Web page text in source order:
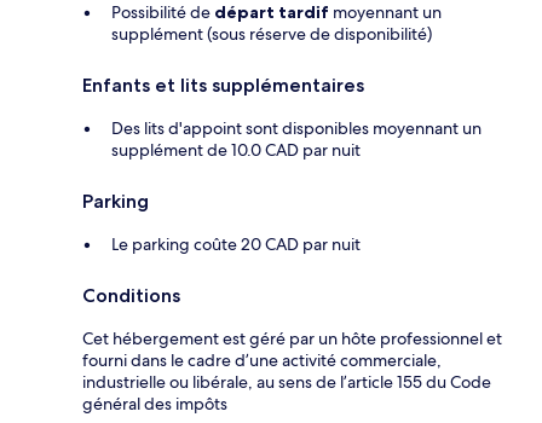
Possibilité de départ tardif moyennant un
supplément (sous réserve de disponibilité)
Enfants et lits supplémentaires
Des lits d'appoint sont disponibles moyennant un
supplément de 10.0 CAD par nuit
Parking
Le parking coûte 20 CAD par nuit
Conditions
Cet hébergement est géré par un hôte professionnel et
fourni dans le cadre d’une activité commerciale,
industrielle ou libérale, au sens de l’article 155 du Code
général des impôts